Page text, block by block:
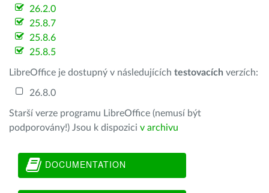
26.2.0
25.8.7
25.8.6
25.8.5
LibreOffice je dostupný v následujících testovacích verzích:
26.8.0
Starší verze programu LibreOffice (nemusí být
podporovány!) Jsou k dispozici v archivu
DOCUMENTATION